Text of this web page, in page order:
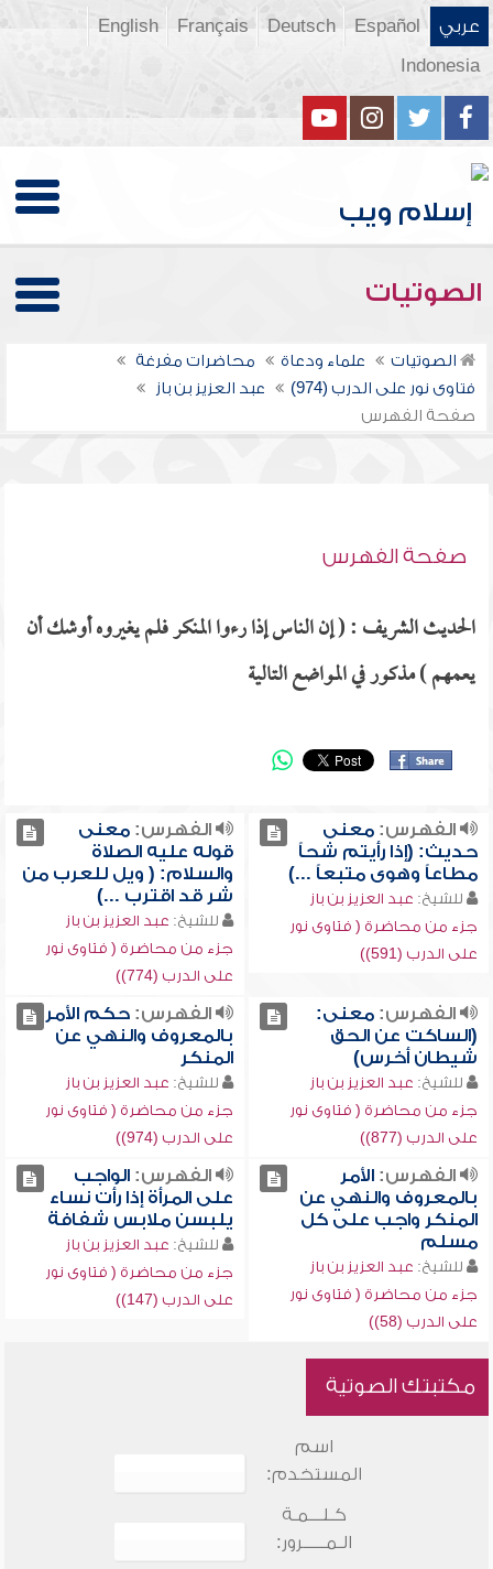
عربي Español
Deutsch
Français
English
Indonesia
الصوتيات
الصوتيات علماء ودعاة
محاضرات مفرغة
فتاوى نور على الدرب (974)
عبد العزيز بن باز
صفحة الفهرس
صفحة الفهرس
الحديث الشريف : ( إن الناس إذا رءوا المنكر فلم يغيروه أوشك أن
يعمهم ) مذكور في المواضع التالية
الفهرس:معنى
حديث: (إذا رأيتم شحاً
مطاعاً وهوى متبعاً ...)
للشيخ: عبد العزيز بن باز
جزء من محاضرة ( فتاوى نور
على الدرب (591))
الفهرس:معنى
قوله عليه الصلاة
والسلام: ( ويل للعرب من
شر قد اقترب ...)
للشيخ: عبد العزيز بن باز
جزء من محاضرة ( فتاوى نور
على الدرب (774))
الفهرس:معنى:
(الساكت عن الحق
شيطان أخرس)
للشيخ: عبد العزيز بن باز
جزء من محاضرة ( فتاوى نور
على الدرب (877))
الفهرس:حكم الأمر
بالمعروف والنهي عن
المنكر
للشيخ: عبد العزيز بن باز
جزء من محاضرة ( فتاوى نور
على الدرب (974))
الفهرس:الأمر
بالمعروف والنهي عن
المنكر واجب على كل
مسلم
للشيخ: عبد العزيز بن باز
جزء من محاضرة ( فتاوى نور
على الدرب (58))
الفهرس:الواجب
على المرأة إذا رأت نساء
يلبسن ملابس شفافة
للشيخ: عبد العزيز بن باز
جزء من محاضرة ( فتاوى نور
على الدرب (147))
مكتبتك الصوتية
اسم
المستخدم:
كـلـــمـة
الـمـــــرور: